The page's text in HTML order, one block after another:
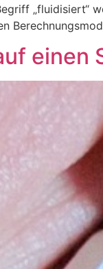
„fluidisiert“
einen